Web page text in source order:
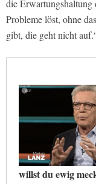
die
Probleme löst, ohne
gibt, die geht nicht
willst du ewig